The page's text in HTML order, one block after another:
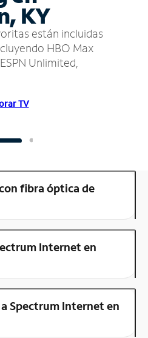
KY
están incluidas
HBO Max
Unlimited,
TV
fibra óptica de
Internet en
Spectrum Internet en